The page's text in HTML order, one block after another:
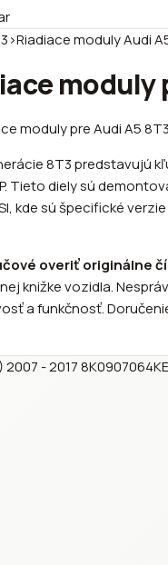
›Riadiace moduly Audi
moduly pre Audi A5
8T3 predstavujú
Tieto diely sú
kde sú špecifické
overiť originálne
knižke vozidla.
a funkčnosť.